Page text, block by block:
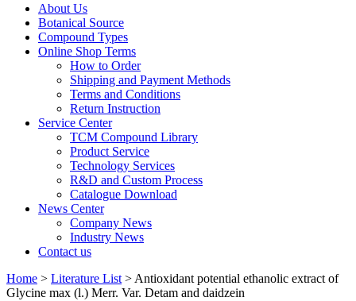
About Us
Botanical Source
Compound Types
Online Shop Terms
How to Order
Shipping and Payment Methods
Terms and Conditions
Return Instruction
Service Center
TCM Compound Library
Product Service
Technology Services
R&D and Custom Process
Catalogue Download
News Center
Company News
Industry News
Contact us
Home > Literature List > Antioxidant potential ethanolic extract of
Glycine max (l.) Merr. Var. Detam and daidzein